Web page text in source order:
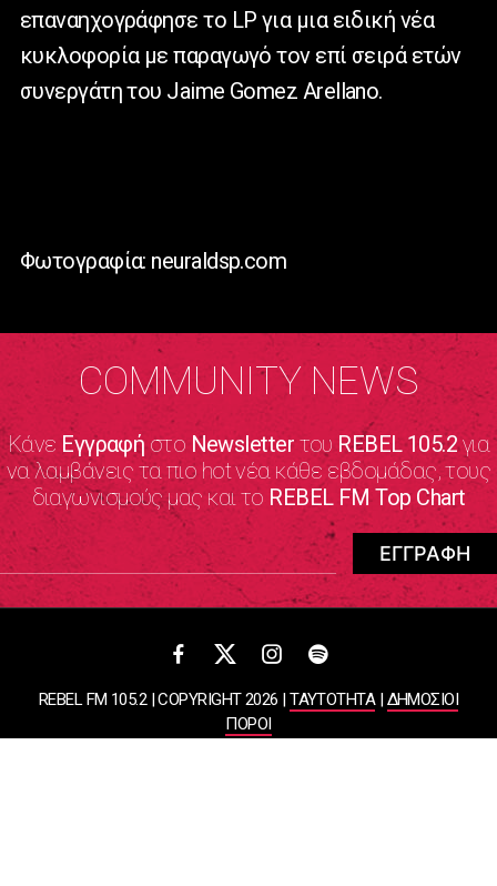
επαναηχογράφησε το LP για μια ειδική νέα
κυκλοφορία με παραγωγό τον επί σειρά ετών
συνεργάτη του Jaime Gomez Arellano.
Φωτογραφία: neuraldsp.com
COMMUNITY NEWS
Κάνε Εγγραφήστο NewsletterτουREBEL 105.2για
να λαμβάνεις τα πιο hot νέα κάθε εβδομάδας, τους
διαγωνισμούς μας και το REBEL FM Top Chart
REBEL FM 105.2 | COPYRIGHT 2026 |ΤΑΥΤΟΤΗΤΑ|ΔΗΜΟΣΙΟΙ
ΠΟΡΟΙ